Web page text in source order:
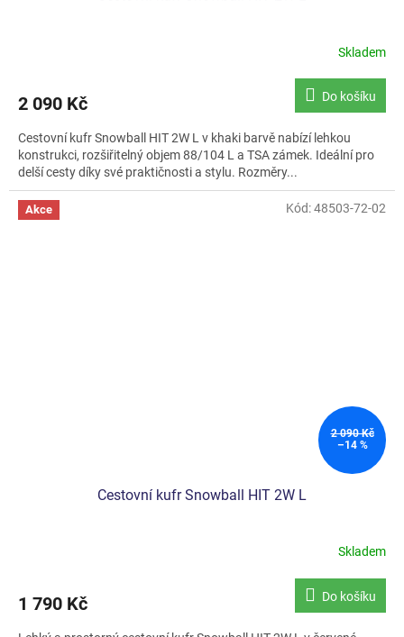
je
z
5
hvězdiček.
Skladem
2 090 Kč Do košíku
Cestovní kufr Snowball HIT 2W L v khaki barvě nabízí lehkou
konstrukci, rozšiřitelný objem 88/104 L a TSA zámek. Ideální pro
delší cesty díky své praktičnosti a stylu. Rozměry...
Akce
2 090 Kč
–14 %
Cestovní kufr Snowball HIT 2W L
Skladem
1 790 Kč Do košíku
Kód:48503-72-02